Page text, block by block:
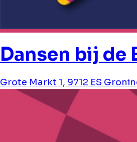
Dansen bij de
Grote Markt 1, 9712 ES